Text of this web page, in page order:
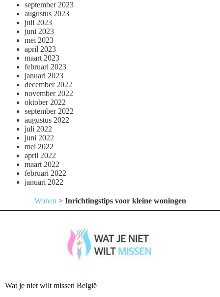
september 2023
augustus 2023
juli 2023
juni 2023
mei 2023
april 2023
maart 2023
februari 2023
januari 2023
december 2022
november 2022
oktober 2022
september 2022
augustus 2022
juli 2022
juni 2022
mei 2022
april 2022
maart 2022
februari 2022
januari 2022
Wonen > Inrichtingstips voor kleine woningen
Wat je niet wilt missen België